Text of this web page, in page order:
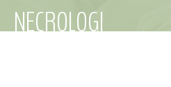
NECROLOGI